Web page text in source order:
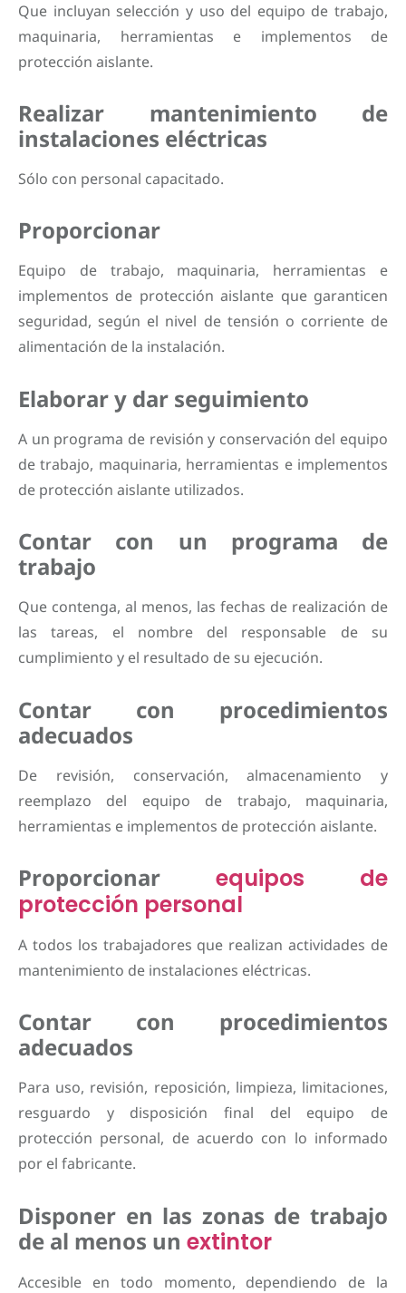
Que incluyan selección y uso del equipo de trabajo,
maquinaria, herramientas e implementos de
protección aislante.
Realizar mantenimiento de
instalaciones eléctricas
Sólo con personal capacitado.
Proporcionar
Equipo de trabajo, maquinaria, herramientas e
implementos de protección aislante que garanticen
seguridad, según el nivel de tensión o corriente de
alimentación de la instalación.
Elaborar y dar seguimiento
A un programa de revisión y conservación del equipo
de trabajo, maquinaria, herramientas e implementos
de protección aislante utilizados.
Contar con un programa de
trabajo
Que contenga, al menos, las fechas de realización de
las tareas, el nombre del responsable de su
cumplimiento y el resultado de su ejecución.
Contar con procedimientos
adecuados
De revisión, conservación, almacenamiento y
reemplazo del equipo de trabajo, maquinaria,
herramientas e implementos de protección aislante.
Proporcionar equipos de
protección personal
A todos los trabajadores que realizan actividades de
mantenimiento de instalaciones eléctricas.
Contar con procedimientos
adecuados
Para uso, revisión, reposición, limpieza, limitaciones,
resguardo y disposición final del equipo de
protección personal, de acuerdo con lo informado
por el fabricante.
Disponer en las zonas de trabajo
de al menos un extintor
Accesible en todo momento, dependiendo de la